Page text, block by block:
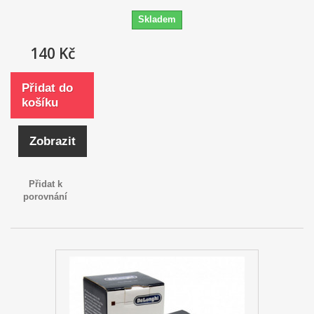
Skladem
140 Kč
Přidat do
košíku
Zobrazit
Přidat k
porovnání